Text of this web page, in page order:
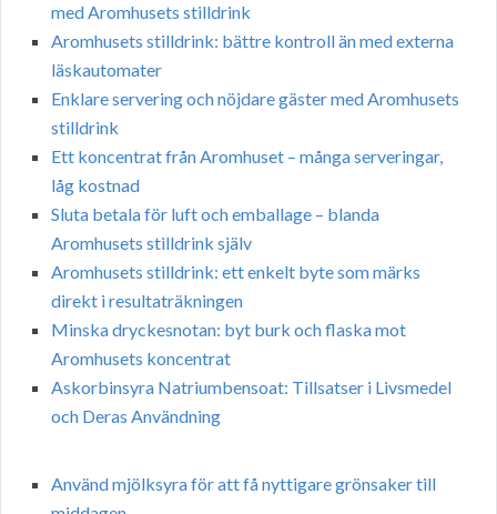
med Aromhusets stilldrink
Aromhusets stilldrink: bättre kontroll än med externa
läskautomater
Enklare servering och nöjdare gäster med Aromhusets
stilldrink
Ett koncentrat från Aromhuset – många serveringar,
låg kostnad
Sluta betala för luft och emballage – blanda
Aromhusets stilldrink själv
Aromhusets stilldrink: ett enkelt byte som märks
direkt i resultaträkningen
Minska dryckesnotan: byt burk och flaska mot
Aromhusets koncentrat
Askorbinsyra Natriumbensoat: Tillsatser i Livsmedel
och Deras Användning
Använd mjölksyra för att få nyttigare grönsaker till